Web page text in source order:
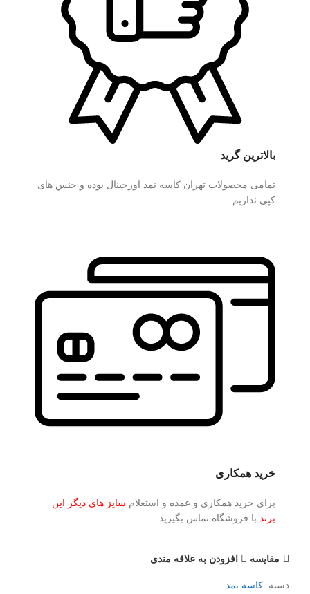
بالاترین گرید
تمامی محصولات تهران کاسه نمد اورجینال بوده و جنس های
کپی نداریم.
خرید همکاری
برای خرید همکاری و عمده و استعلام سایز های دیگر این
برند با فروشگاه تماس بگیرید.
مقايسه افزودن به علاقه مندی
دسته: کاسه نمد